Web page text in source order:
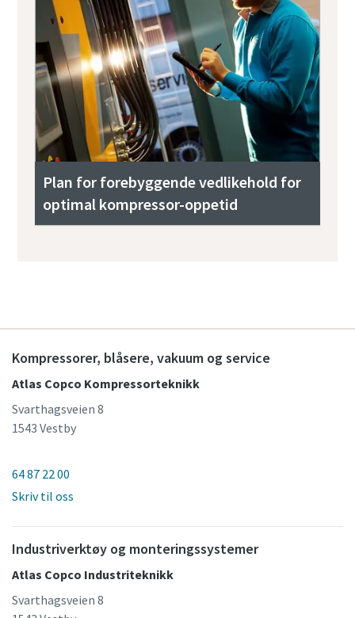
Plan for forebyggende vedlikehold for
optimal kompressor-oppetid
Kompressorer, blåsere, vakuum og service
Atlas Copco Kompressorteknikk
Svarthagsveien 8
1543 Vestby
64 87 22 00
Skriv til oss
Industriverktøy og monteringssystemer
Atlas Copco Industriteknikk
Svarthagsveien 8